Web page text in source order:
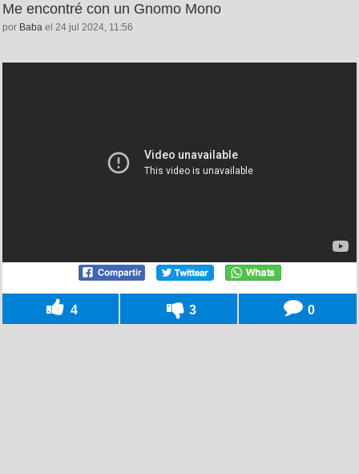
Me encontré con un Gnomo Mono
por Baba el 24 jul 2024, 11:56
4 3 0